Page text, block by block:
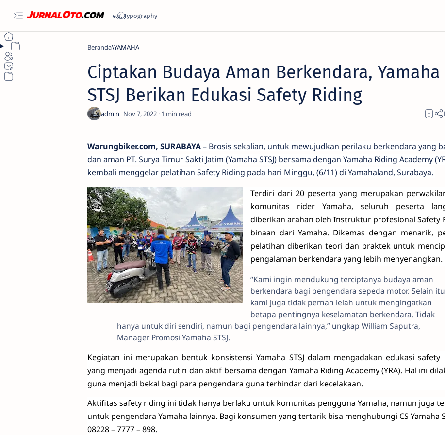
Beranda YAMAHA
Ciptakan Budaya Aman Berkendara, Yamaha
STSJ Berikan Edukasi Safety Riding
1
Warungbiker.com, SURABAYA– Brosis sekalian, untuk mewujudkan perilaku berkendara yang
dan aman PT. Surya Timur Sakti Jatim (Yamaha STSJ) bersama dengan Yamaha Riding Academy
kembali menggelar pelatihan Safety Riding pada hari Minggu, (6/11) di Yamahaland, Surabaya.
Terdiri dari 20 peserta yang merupakan
komunitas rider Yamaha, seluruh peserta
diberikan arahan oleh Instruktur profesional Safety
binaan dari Yamaha. Dikemas dengan menarik,
pelatihan diberikan teori dan praktek untuk
pengalaman berkendara yang lebih menyenangkan.
“Kami ingin mendukung terciptanya budaya aman
berkendara bagi pengendara sepeda motor. Selain itu
kami juga tidak pernah lelah untuk mengingatkan
betapa pentingnya keselamatan berkendara. Tidak
hanya untuk diri sendiri, namun bagi pengendara lainnya,” ungkap William Saputra,
Manager Promosi Yamaha STSJ.
Kegiatan ini merupakan bentuk konsistensi Yamaha STSJ dalam mengadakan edukasi safety
yang menjadi agenda rutin dan aktif bersama dengan Yamaha Riding Academy (YRA). Hal ini
guna menjadi bekal bagi para pengendara guna terhindar dari kecelakaan.
Aktifitas safety riding ini tidak hanya berlaku untuk komunitas pengguna Yamaha, namun juga
untuk pengendara Yamaha lainnya. Bagi konsumen yang tertarik bisa menghubungi CS Yamaha
08228 – 7777 – 898.